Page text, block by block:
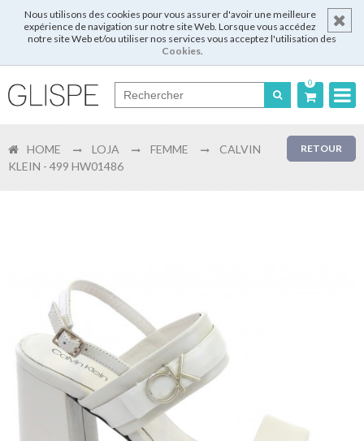
Nous utilisons des cookies pour vous assurer d'avoir une meilleure
expérience de navigation sur notre site Web. Lorsque vous accédez
notre site Web et/ou utiliser nos services vous acceptez l'utilisation des
Cookies.
0
English
Login
Enregistrer
panier
RETOUR
HOME LOJA FEMME
CALVIN
KLEIN - 499 HW01486